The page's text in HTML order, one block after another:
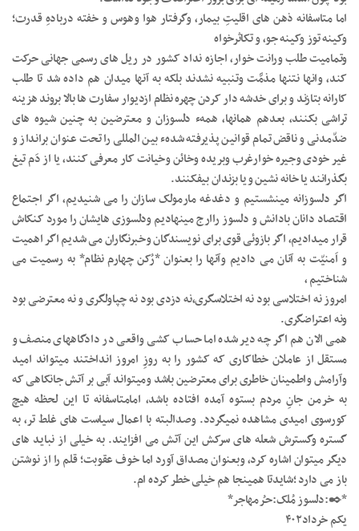
اما متاسفانه ذهن های اقلیتِ بیمار، وگرفتار هوا وهوس و خفته دربادهِ قدرت؛
وکینه توز وکینه جو، و تکاثرخواه
وتمامیت طلب ورانت خوار، اجازه نداد کشور در ریل های رسمی جهانی حرکت
کند، وانها نتنها مذمَّت وتنبیه نشدند بلکه به آنها میدان هم داده شد تا طلب
کارانه بتازند و برای خدشه دار کردن چهره نظام ازدیوار سفارت ها بالا بروند هزینه
تراشی بکنند، بعدهم همانها، همهء دلسوزان و معترضین به چنین شیوه های
ضدّمدنی و ناقض تمام قوانین پذیرفته شدهء بین المللی را تحت عنوان برانداز و
غیر خودی وجیره خوارغرب وبریده وخائن وخیانت کار معرفی کنند، یا از دَم تیغ
بگذرانند یا خانه نشین ویا بزندان بیفکنند.
اگر دلسوزانه مینشستیم و دغدغه مارمولک سازان را می شنیدیم، اگر اجتماع
اقتصاد دانان بادانش و دلسوز راارج مینهادیم ودلسوزی هایشان را مورد کنکاش
قرار میدادیم، اگر بازوئی قوی برای نویسندگان وخبرنگاران می شدیم اگر اهمیت
و اَمنیّت به آنان می دادیم وآنها را بعنوان *رُکن چهارم نظام* به رسمیت می
شناختیم ،
امروز نه اختلاسی بود نه اختلاسگری،نه دزدی بود نه چپاولگری و نه معترضی بود
ونه اعتراضگری.
همی الان هم اگر چه دیر شده اما حساب کشی واقعی در دادگاههای منصف و
مستقل از عاملان خطاکاری که کشور را به روزِ امروز انداختند میتواند امید
وآرامش واطمینان خاطری برای معترضین باشد ومیتواند آبی بر آتش جانکاهی که
به خرمن جانِ مردم بستوه آمده افتاده باشد، امامتاسفانه تا این لحظه هیچ
کورسوی امیدی مشاهده نمیگردد. وصدالبته با اعمال سیاست های غلط تر، به
گستره وگسترش شعله های سرکش این آتش می افزایند. به خیلی از نباید های
دیگر میتوان اشاره کرد، وبعنوان مصداق آورد اما خوف عقوبت؛ قلم را از نوشتن
باز می دارد ؛شایدتا همینجا هم خیلی خطر کرده ام.
*✒️:دلسوز مُلک:حـُرمهاجر*
یکم خرداد۴۰۲